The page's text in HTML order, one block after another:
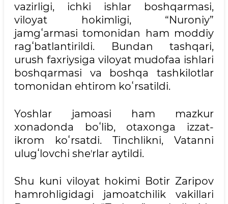
vazirligi, ichki ishlar boshqarmasi,
viloyat hokimligi, “Nuroniy”
jamgʻarmasi tomonidan ham moddiy
ragʻbatlantirildi. Bundan tashqari,
urush faxriysiga viloyat mudofaa ishlari
boshqarmasi va boshqa tashkilotlar
tomonidan ehtirom koʻrsatildi.
Yoshlar jamoasi ham mazkur
xonadonda boʻlib, otaxonga izzat-
ikrom koʻrsatdi. Tinchlikni, Vatanni
ulugʻlovchi sheʼrlar aytildi.
Shu kuni viloyat hokimi Botir Zaripov
hamrohligidagi jamoatchilik vakillari